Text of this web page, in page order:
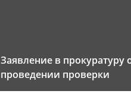
Заявление в прокуратуру
проведении проверки